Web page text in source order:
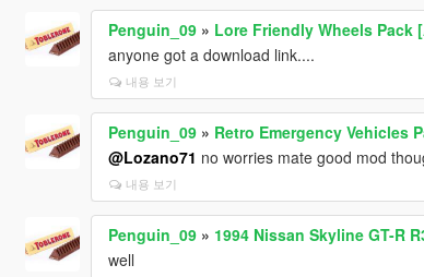
Penguin_09» Lore Friendly Wheels Pack
anyone got a download link....
내용 보기
Penguin_09» Retro Emergency Vehicles
@Lozano71 no worries mate good mod
내용 보기
Penguin_09» 1994 Nissan Skyline GT-R
well